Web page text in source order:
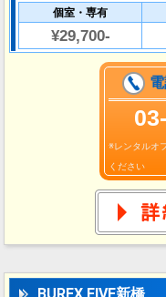
個室・専有
¥29,700-
※レンタルオ
ください